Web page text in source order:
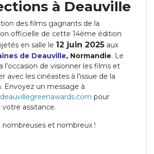
à Deauville
des films gagnants de la
officielle de cette 14ème édition
en salle le 12 juin 2025 aux
de Deauville, Normandie. Le
l'occasion de visionner les films et
avec les cinéastes à l'issue de la
Envoyez un message à
pour
assitance.
et nombreux !